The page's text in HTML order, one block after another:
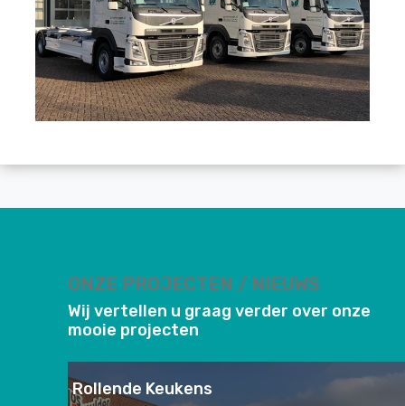
ONZE PROJECTEN / NIEUWS
Wij vertellen u graag verder over onze
mooie projecten
Rollende Keukens